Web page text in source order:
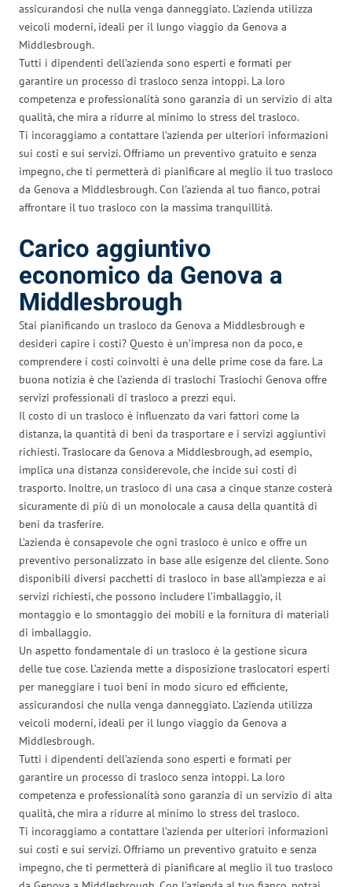
assicurandosi che nulla venga danneggiato. L’azienda utilizza
veicoli moderni, ideali per il lungo viaggio da Genova a
Middlesbrough.
Tutti i dipendenti dell’azienda sono esperti e formati per
garantire un processo di trasloco senza intoppi. La loro
competenza e professionalità sono garanzia di un servizio di alta
qualità, che mira a ridurre al minimo lo stress del trasloco.
Ti incoraggiamo a contattare l’azienda per ulteriori informazioni
sui costi e sui servizi. Offriamo un preventivo gratuito e senza
impegno, che ti permetterà di pianificare al meglio il tuo trasloco
da Genova a Middlesbrough. Con l’azienda al tuo fianco, potrai
affrontare il tuo trasloco con la massima tranquillità.
Carico aggiuntivo
economico da Genova a
Middlesbrough
Stai pianificando un trasloco da Genova a Middlesbrough e
desideri capire i costi? Questo è un’impresa non da poco, e
comprendere i costi coinvolti è una delle prime cose da fare. La
buona notizia è che l’azienda di traslochi Traslochi Genova offre
servizi professionali di trasloco a prezzi equi.
Il costo di un trasloco è influenzato da vari fattori come la
distanza, la quantità di beni da trasportare e i servizi aggiuntivi
richiesti. Traslocare da Genova a Middlesbrough, ad esempio,
implica una distanza considerevole, che incide sui costi di
trasporto. Inoltre, un trasloco di una casa a cinque stanze costerà
sicuramente di più di un monolocale a causa della quantità di
beni da trasferire.
L’azienda è consapevole che ogni trasloco è unico e offre un
preventivo personalizzato in base alle esigenze del cliente. Sono
disponibili diversi pacchetti di trasloco in base all’ampiezza e ai
servizi richiesti, che possono includere l’imballaggio, il
montaggio e lo smontaggio dei mobili e la fornitura di materiali
di imballaggio.
Un aspetto fondamentale di un trasloco è la gestione sicura
delle tue cose. L’azienda mette a disposizione traslocatori esperti
per maneggiare i tuoi beni in modo sicuro ed efficiente,
assicurandosi che nulla venga danneggiato. L’azienda utilizza
veicoli moderni, ideali per il lungo viaggio da Genova a
Middlesbrough.
Tutti i dipendenti dell’azienda sono esperti e formati per
garantire un processo di trasloco senza intoppi. La loro
competenza e professionalità sono garanzia di un servizio di alta
qualità, che mira a ridurre al minimo lo stress del trasloco.
Ti incoraggiamo a contattare l’azienda per ulteriori informazioni
sui costi e sui servizi. Offriamo un preventivo gratuito e senza
impegno, che ti permetterà di pianificare al meglio il tuo trasloco